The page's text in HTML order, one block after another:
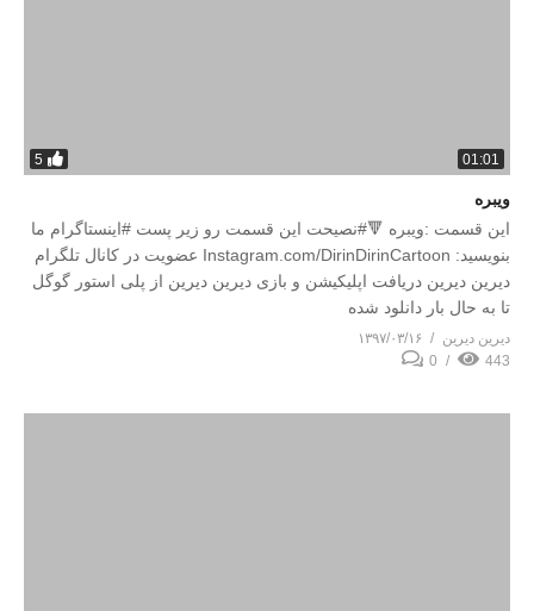
5 01:01
ویبره
این قسمت :ویبره 🔻#نصیحت این قسمت رو زیر پست #اینستاگرام ما
بنویسید: Instagram.com/DirinDirinCartoon عضویت در کانال تلگرام
دیرین دیرین دریافت اپلیکیشن و بازی دیرین دیرین از پلی استور گوگل
تا به حال بار دانلود شده
دیرین دیرین
۱۳۹۷/۰۳/۱۶
443
0